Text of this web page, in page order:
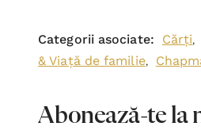
Categorii asociate: Cărți,
& Viață de familie,
Abonează-te la